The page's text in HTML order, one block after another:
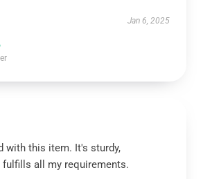
Jan 6, 2025
with this item. It's sturdy,
fulfills all my requirements.